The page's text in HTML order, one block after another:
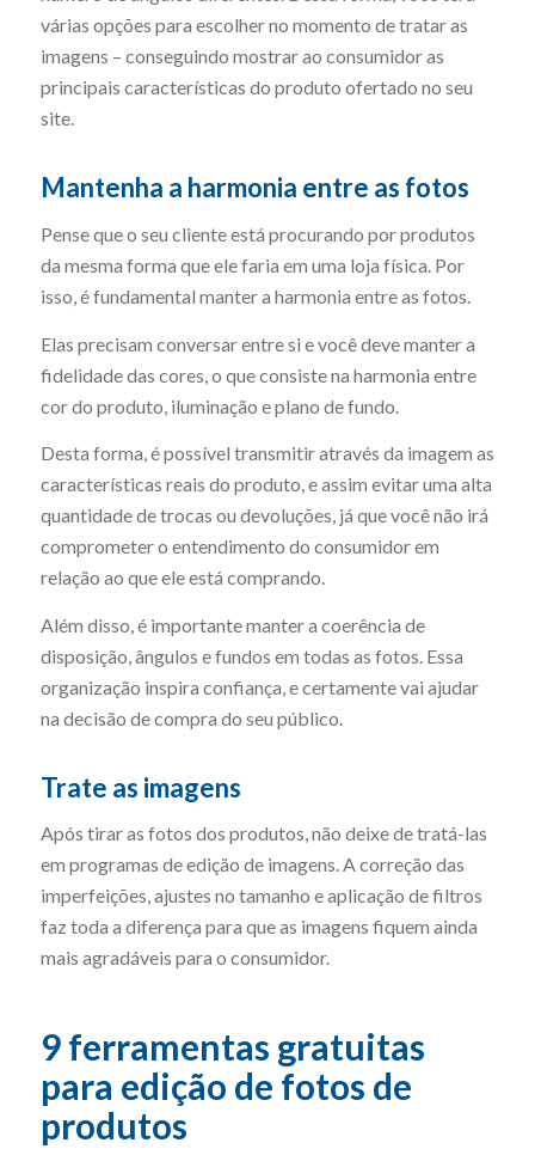
várias opções para escolher no momento de tratar as
imagens – conseguindo mostrar ao consumidor as
principais características do produto ofertado no seu
site.
Mantenha a harmonia entre as fotos
Pense que o seu cliente está procurando por produtos
da mesma forma que ele faria em uma loja física. Por
isso, é fundamental manter a harmonia entre as fotos.
Elas precisam conversar entre si e você deve manter a
fidelidade das cores, o que consiste na harmonia entre
cor do produto, iluminação e plano de fundo.
Desta forma, é possível transmitir através da imagem as
características reais do produto, e assim evitar uma alta
quantidade de trocas ou devoluções, já que você não irá
comprometer o entendimento do consumidor em
relação ao que ele está comprando.
Além disso, é importante manter a coerência de
disposição, ângulos e fundos em todas as fotos. Essa
organização inspira confiança, e certamente vai ajudar
na decisão de compra do seu público.
Trate as imagens
Após tirar as fotos dos produtos, não deixe de tratá-las
em programas de edição de imagens. A correção das
imperfeições, ajustes no tamanho e aplicação de filtros
faz toda a diferença para que as imagens fiquem ainda
mais agradáveis para o consumidor.
9 ferramentas gratuitas
para edição de fotos de
produtos